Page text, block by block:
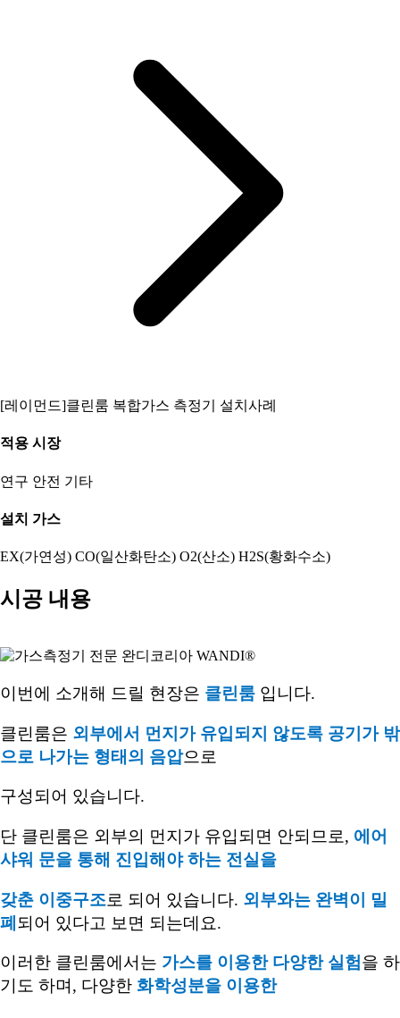
[레이먼드]클린룸 복합가스 측정기 설치사례
적용 시장
연구 안전 기타
설치 가스
EX(가연성) CO(일산화탄소) O2(산소) H2S(황화수소)
시공 내용
이번에 소개해 드릴 현장은 클린룸 입니다.
클린룸은 외부에서 먼지가 유입되지 않도록 공기가 밖
으로 나가는 형태의 음압으로
구성되어 있습니다.
단 클린룸은 외부의 먼지가 유입되면 안되므로, 에어
샤워 문을 통해 진입해야 하는 전실을
갖춘 이중구조로 되어 있습니다. 외부와는 완벽이 밀
폐 되어 있다고 보면 되는데요.
이러한 클린룸에서는 가스를 이용한 다양한 실험을 하
기도 하며 , 다양한 화학성분을 이용한